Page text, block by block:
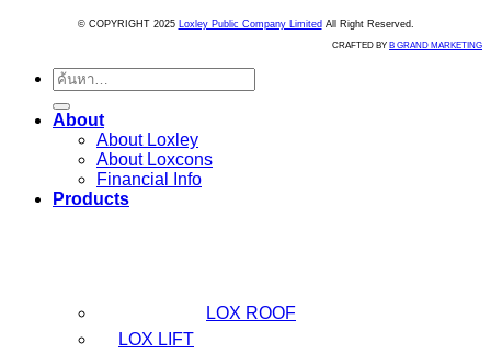
© COPYRIGHT 2025 Loxley Public Company Limited All Right Reserved.
CRAFTED BY B GRAND MARKETING
ค้นหา:
About
About Loxley
About Loxcons
Financial Info
Products
LOX ROOF
LOX LIFT